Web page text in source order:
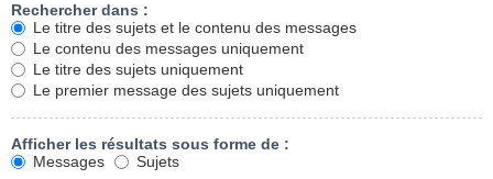
Rechercher dans :
Le titre des sujets et le contenu des messages
Le contenu des messages uniquement
Le titre des sujets uniquement
Le premier message des sujets uniquement
Afficher les résultats sous forme de :
Messages
Sujets